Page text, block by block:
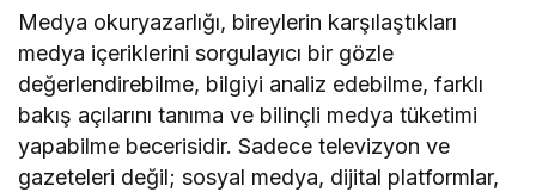
Medya okuryazarlığı, bireylerin karşılaştıkları
medya içeriklerini sorgulayıcı bir gözle
değerlendirebilme, bilgiyi analiz edebilme, farklı
bakış açılarını tanıma ve bilinçli medya tüketimi
yapabilme becerisidir. Sadece televizyon ve
gazeteleri değil; sosyal medya, dijital platformlar,